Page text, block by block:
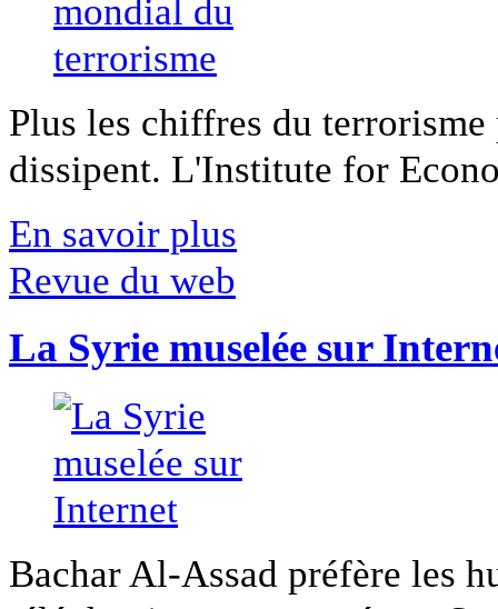
Plus les chiffres du
dissipent. L'Institute for
En savoir plus
Revue du web
La Syrie muselée sur
Bachar Al-Assad préfère les